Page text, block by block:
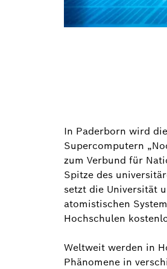
In Paderborn wird
Supercomputern
zum Verbund für
Spitze des
setzt die Universität
atomistischen
Hochschulen
Weltweit werden in
Phänomene in